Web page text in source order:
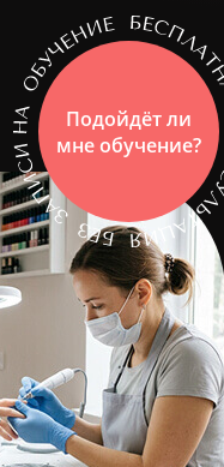
Подойдёт ли
мне обучение?